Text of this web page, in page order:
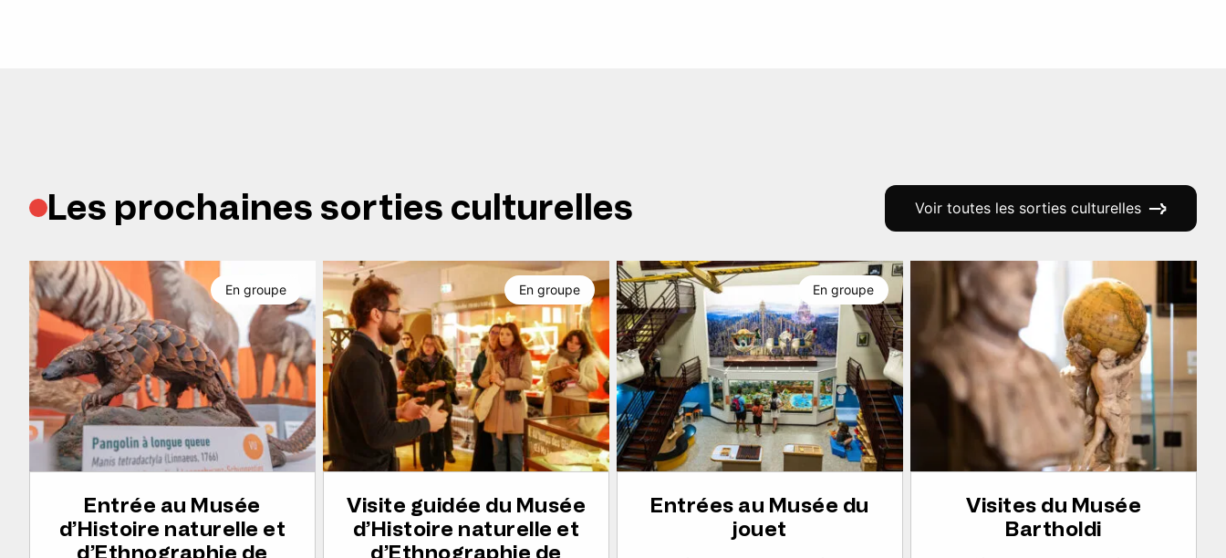
Les prochaines sorties culturelles Voir toutes les sorties culturelles
Entrée au Musée
d’Histoire naturelle et
En groupe
Visite guidée du Musée
d’Histoire naturelle et
En groupe
Entrées au Musée du
jouet
En groupe
Visites du Musée
Bartholdi